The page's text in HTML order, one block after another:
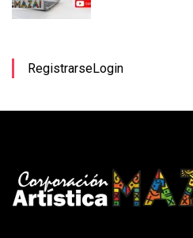
RegistrarseLogin